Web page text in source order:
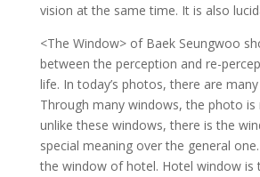
vision at the same time. It is also
<The Window> of Baek Seungwoo
between the perception and re-
life. In today’s photos, there are
Through many windows, the photo is
unlike these windows, there is the
special meaning over the general
the window of hotel. Hotel window is